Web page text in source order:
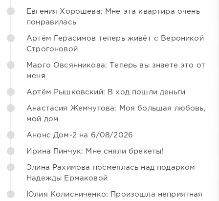
Евгения Хорошева: Мне эта квартира очень
понравилась
Артём Герасимов теперь живёт с Вероникой
Строгоновой
Марго Овсянникова: Теперь вы знаете это от
меня
Артём Рышковский: В ход пошли деньги
Анастасия Жемчугова: Моя большая любовь,
мой дом
Анонс Дом-2 на 6/08/2026
Ирина Пинчук: Мне сняли брекеты!
Элина Рахимова посмеялась над подарком
Надежды Ермаковой
Юлия Колисниченко: Произошла неприятная